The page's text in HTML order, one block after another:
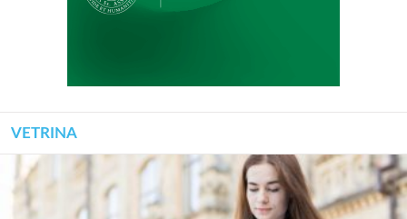
VETRINA